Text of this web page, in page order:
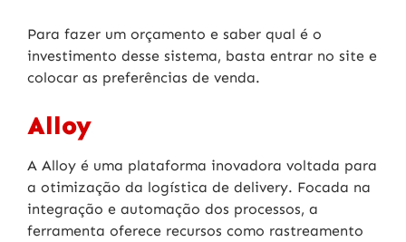
Para fazer um orçamento e saber qual é o
investimento desse sistema, basta entrar no site e
colocar as preferências de venda.
Alloy
A Alloy é uma plataforma inovadora voltada para
a otimização da logística de delivery. Focada na
integração e automação dos processos, a
ferramenta oferece recursos como rastreamento